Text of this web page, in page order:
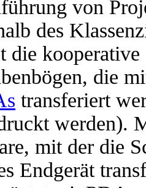
von
des
die
die
transferiert
werden).
mit der die
Endgerät